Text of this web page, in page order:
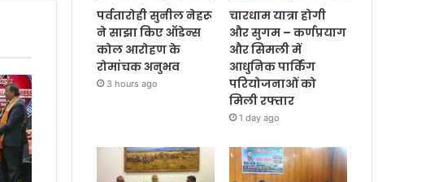
पर्वतारोही सुनील नेहरू
ने साझा किए ऑडेन्स
कोल आरोहण के
रोमांचक अनुभव
3 hours ago
चारधाम यात्रा होगी
और सुगम – कर्णप्रयाग
और सिमली में
आधुनिक पार्किंग
परियोजनाओं को
मिली रफ्तार
1 day ago